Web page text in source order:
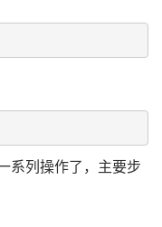
系列操作了，主要步